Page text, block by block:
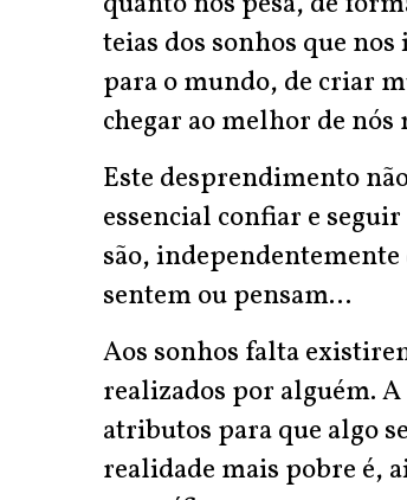
teias dos sonhos que
para o mundo, de criar
chegar ao melhor de nós
Este desprendimento
essencial confiar e seguir
são,
sentem ou pensam...
Aos sonhos falta
realizados por alguém.
atributos para que algo
realidade mais pobre é,